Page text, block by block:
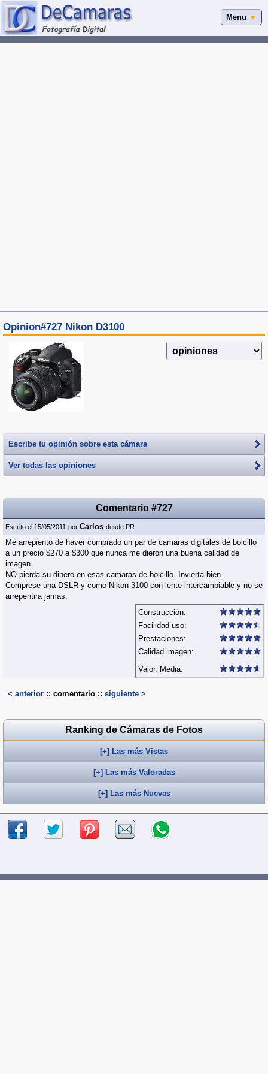
Menu ▼
Opinion#727 Nikon D3100
Escribe tu opinión sobre esta cámara
Ver todas las opiniones
Comentario #727
Escrito el 15/05/2011 por Carlos desde PR
Me arrepiento de haver comprado un par de camaras digitales de bolcillo
a un precio $270 a $300 que nunca me dieron una buena calidad de
imagen.
NO pierda su dinero en esas camaras de bolcillo. Invierta bien.
Comprese una DSLR y como Nikon 3100 con lente intercambiable y no se
arrepentira jamas.
Construcción:
Facilidad uso:
Prestaciones:
Calidad imagen:
Valor. Media:
< anterior :: comentario :: siguiente >
Ranking de Cámaras de Fotos
[+] Las más Vistas
[+] Las más Valoradas
[+] Las más Nuevas